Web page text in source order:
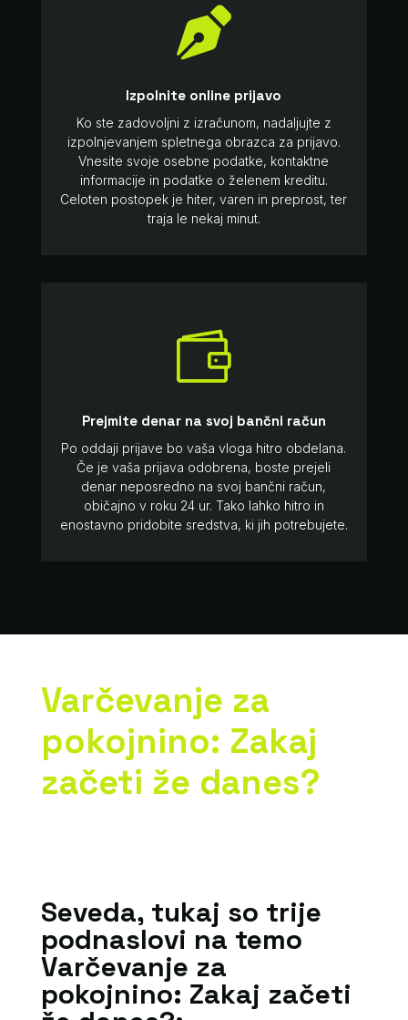

Izpolnite online prijavo
Ko ste zadovoljni z izračunom, nadaljujte z
izpolnjevanjem spletnega obrazca za prijavo.
Vnesite svoje osebne podatke, kontaktne
informacije in podatke o želenem kreditu.
Celoten postopek je hiter, varen in preprost, ter
traja le nekaj minut.

Prejmite denar na svoj bančni račun
Po oddaji prijave bo vaša vloga hitro obdelana.
Če je vaša prijava odobrena, boste prejeli
denar neposredno na svoj bančni račun,
običajno v roku 24 ur. Tako lahko hitro in
enostavno pridobite sredstva, ki jih potrebujete.
Varčevanje za
pokojnino: Zakaj
začeti že danes?
Seveda, tukaj so trije
podnaslovi na temo
Varčevanje za
pokojnino: Zakaj začeti